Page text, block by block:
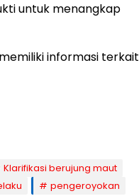
untuk menangkap
informasi terkait
Klarifikasi berujung maut
pengeroyokan